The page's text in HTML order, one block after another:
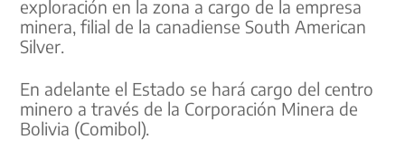
exploración en la zona a cargo de la empresa
minera, filial de la canadiense South American
Silver.
En adelante el Estado se hará cargo del centro
minero a través de la Corporación Minera de
Bolivia (Comibol).